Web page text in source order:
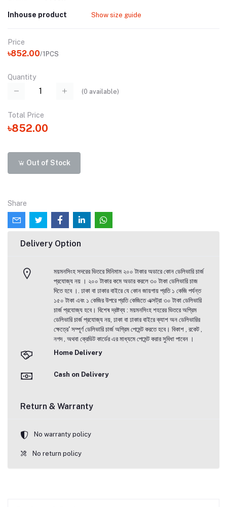
Inhouse product Show size guide
Price
৳852.00/1PCS
Quantity
(0 available)
Total Price
৳852.00
Out of Stock
Share
Delivery Option
ময়মনসিংহ সদরের ভিতরে মিনিমাম ২০০ টাকার অডারে কোন ডেলিভারি চার্জ
প্রযোজ্য নয় । ২০০ টাকার কমে অডার করলে ৩০ টাকা ডেলিভারি চাজ
দিতে হবে ।. ঢাকা বা ঢাকার বাইরে যে কোন জায়গায় প্রতি ১ কেজি পর্যন্ত
১৫০ টাকা এবং ১ কেজির উপরে প্রতি কেজিতে এক্সট্রা ৩০ টাকা ডেলিভারি
চার্জ প্রযোজ্য হবে। বিশেষ দ্রষ্টব্য : ময়মনসিংহ শহরের ভিতরে অগ্রিম
ডেলিভারি চার্জ প্রযোজ্য নয়, ঢাকা বা ঢাকার বাইরে ক্যাশ অন ডেলিভারির
ক্ষেত্রে' সম্পূর্ণ ডেলিভারি চার্জ অগ্রিম পেমেন্ট করতে হবে। বিকাশ , রকেট ,
নগদ , অথবা ক্রেডিট কার্ডের এর মাধ্যমে পেমেন্ট করার সুবিধা পাবেন ।
Home Delivery
Cash on Delivery
Return & Warranty
No warranty policy
No return policy